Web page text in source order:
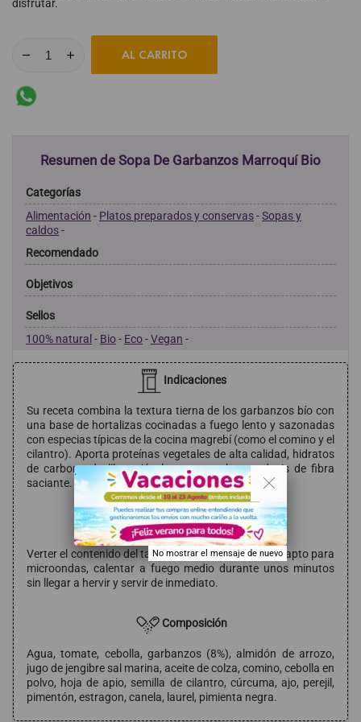
disfrutar.
AL CARRITO
Resumen de Sopa De Garbanzos Marroquí Bio
Categorías
Alimentación - Platos preparados y conservas-Sopas y
caldos-
Recomendado
Objetivos
Sellos
100% natural- Bio- Eco-Vegan -
Indicaciones
Su receta combina la textura tierna de los garbanzos bío con
una base de hortalizas cocinadas a fuego lento y sazonadas
con especias típicas de la cocina magrebí (como el comino y el
cilantro). Aporta proteínas vegetales de alta calidad, hidratos
de carbono de liberación lenta y una buena dosis de fibra
saciante.
Modo de empleo
Verter el contenido del tarro en un cazo o recipiente apto para
microondas, calentar a fuego medio durante unos minutos
sin llegar a hervir y servir de inmediato.
Composición
Agua, tomate, cebolla, garbanzos (8%), almidón de arrozo,
jugo de jengibre sal marina, aceite de colza, comino, cebolla en
polvo, hoja de apio, semilla de cilantro, cúrcuma, ajo, perejil,
pimentón, estragon, canela, laurel, pimienta negra.
. .
No mostrar el mensaje de nuevo